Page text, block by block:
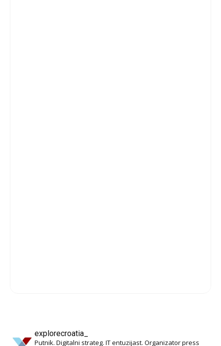
explorecroatia_
Putnik. Digitalni strateg. IT entuzijast. Organizator press